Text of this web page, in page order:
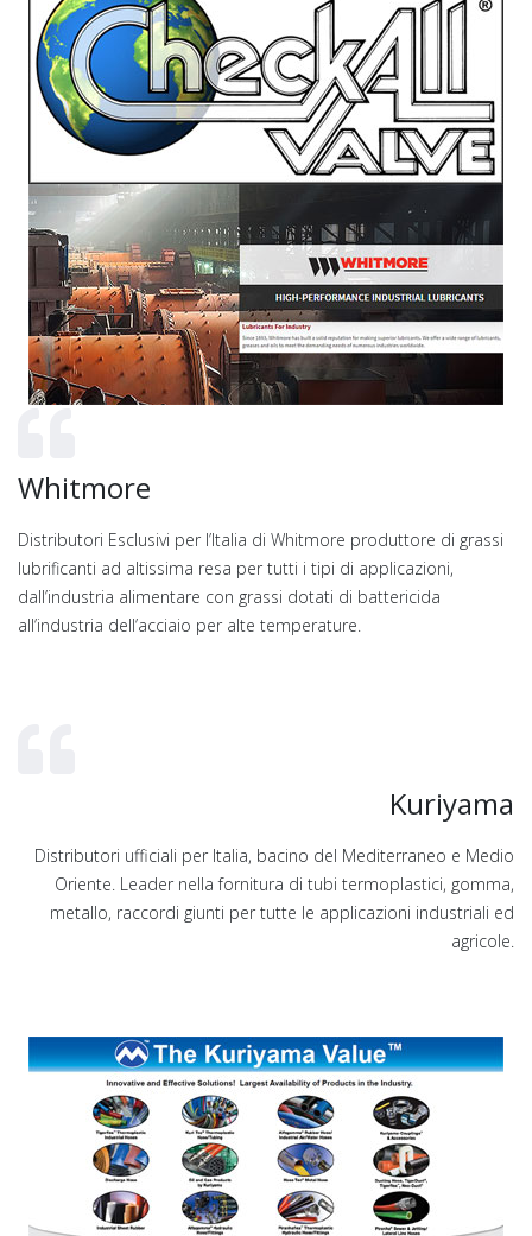
Whitmore
Distributori Esclusivi per l’Italia di Whitmore produttore di grassi
lubrificanti ad altissima resa per tutti i tipi di applicazioni,
dall’industria alimentare con grassi dotati di battericida
all’industria dell’acciaio per alte temperature.
Kuriyama
Distributori ufficiali per Italia, bacino del Mediterraneo e Medio
Oriente. Leader nella fornitura di tubi termoplastici, gomma,
metallo, raccordi giunti per tutte le applicazioni industriali ed
agricole.